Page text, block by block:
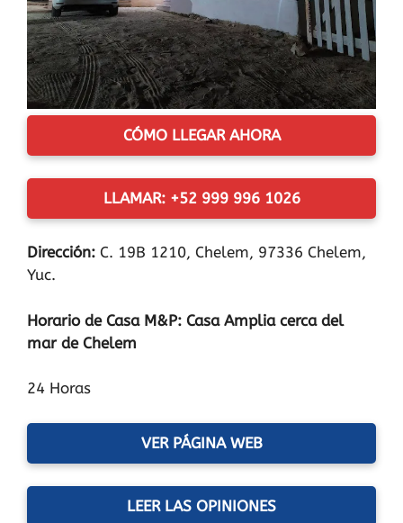
CÓMO LLEGAR AHORA
LLAMAR: +52 999 996 1026
Dirección: C. 19B 1210, Chelem, 97336 Chelem,
Yuc.
Horario de Casa M&P: Casa Amplia cerca del
mar de Chelem
24 Horas
VER PÁGINA WEB
LEER LAS OPINIONES